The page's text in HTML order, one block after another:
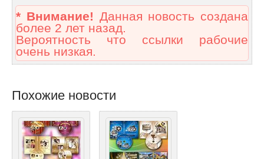
* Внимание! Данная новость создана
более 2 лет назад.
Вероятность что ссылки рабочие
очень низкая.
Похожие новости